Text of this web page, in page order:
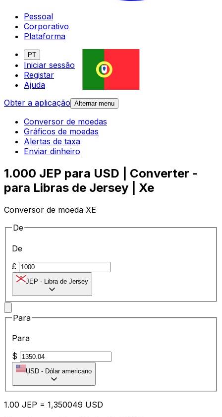
Pessoal
Corporativo
Plataforma
PT
Iniciar sessão
Registar
Ajuda
Obter a aplicação Alternar menu
Conversor de moedas
Gráficos de moedas
Alertas de taxa
Enviar dinheiro
1.000 JEP para USD | Converter -
para Libras de Jersey | Xe
Conversor de moeda XE
De
De
£
JEP - Libra de Jersey
Para
Para
$
USD - Dólar americano
1.00 JEP = 1,350049 USD